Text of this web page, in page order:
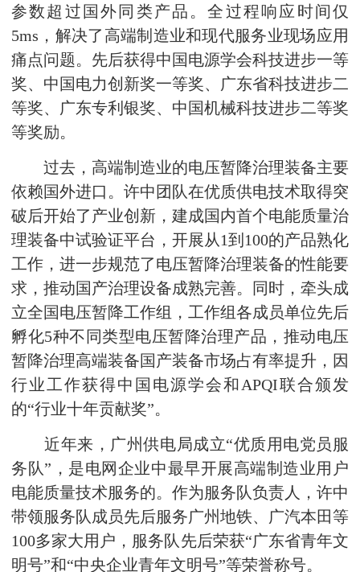
参数超过国外同类产品。全过程响应时间仅
5ms，解决了高端制造业和现代服务业现场应用
痛点问题。先后获得中国电源学会科技进步一等
奖、中国电力创新奖一等奖、广东省科技进步二
等奖、广东专利银奖、中国机械科技进步二等奖
等奖励。
过去，高端制造业的电压暂降治理装备主要
依赖国外进口。许中团队在优质供电技术取得突
破后开始了产业创新，建成国内首个电能质量治
理装备中试验证平台，开展从1到100的产品熟化
工作，进一步规范了电压暂降治理装备的性能要
求，推动国产治理设备成熟完善。同时，牵头成
立全国电压暂降工作组，工作组各成员单位先后
孵化5种不同类型电压暂降治理产品，推动电压
暂降治理高端装备国产装备市场占有率提升，因
行业工作获得中国电源学会和APQI联合颁发
的“行业十年贡献奖”。
近年来，广州供电局成立“优质用电党员服
务队”，是电网企业中最早开展高端制造业用户
电能质量技术服务的。作为服务队负责人，许中
带领服务队成员先后服务广州地铁、广汽本田等
100多家大用户，服务队先后荣获“广东省青年文
明号”和“中央企业青年文明号”等荣誉称号。